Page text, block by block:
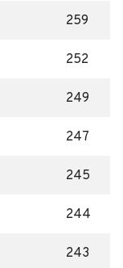
259
252
249
247
245
244
243